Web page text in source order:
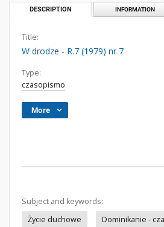
DESCRIPTION INFORMATION
Title:
W drodze - R.7 (1979) nr 7
Type:
czasopismo
More
Subject and keywords:
Życie duchowe
Dominikanie -